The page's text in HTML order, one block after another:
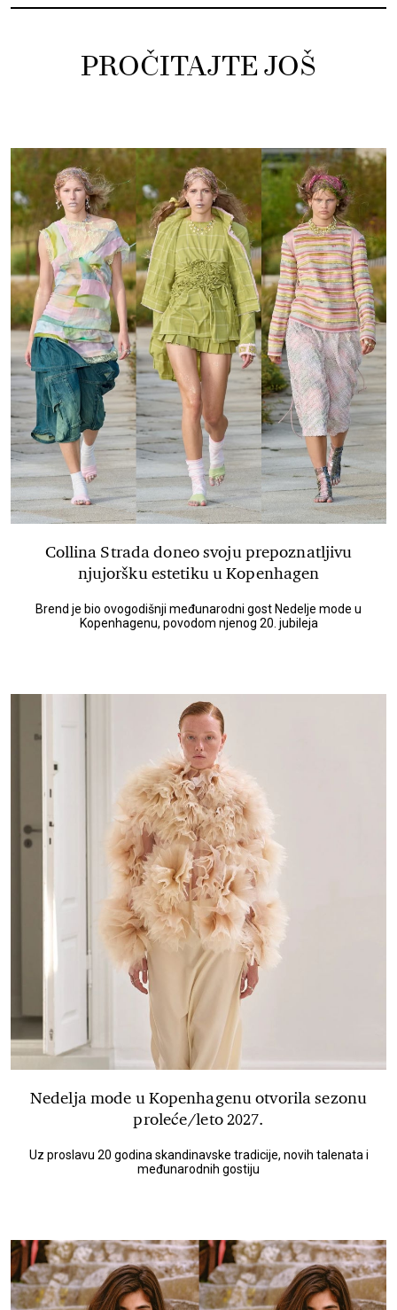
PROČITAJTE JOŠ
Collina Strada doneo svoju prepoznatljivu
njujoršku estetiku u Kopenhagen
Brend je bio ovogodišnji međunarodni gost Nedelje mode u
Kopenhagenu, povodom njenog 20. jubileja
Nedelja mode u Kopenhagenu otvorila sezonu
proleće/leto 2027.
Uz proslavu 20 godina skandinavske tradicije, novih talenata i
međunarodnih gostiju